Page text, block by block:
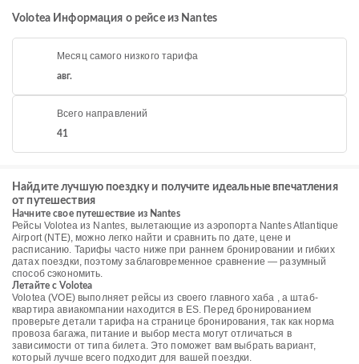
Volotea Информация о рейсе из Nantes
Месяц самого низкого тарифа
авг.
Всего направлений
41
Найдите лучшую поездку и получите идеальные впечатления
от путешествия
Начните свое путешествие из Nantes
Рейсы Volotea из Nantes, вылетающие из аэропорта Nantes Atlantique
Airport (NTE), можно легко найти и сравнить по дате, цене и
расписанию. Тарифы часто ниже при раннем бронировании и гибких
датах поездки, поэтому заблаговременное сравнение — разумный
способ сэкономить.
Летайте с Volotea
Volotea (VOE) выполняет рейсы из своего главного хаба , а штаб-
квартира авиакомпании находится в ES. Перед бронированием
проверьте детали тарифа на странице бронирования, так как норма
провоза багажа, питание и выбор места могут отличаться в
зависимости от типа билета. Это поможет вам выбрать вариант,
который лучше всего подходит для вашей поездки.